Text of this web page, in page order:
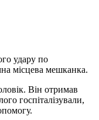
удару по
місцева мешканка.
Він отримав
госпіталізували,